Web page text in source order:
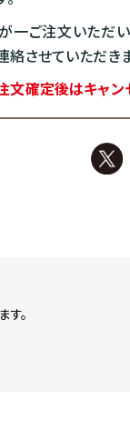
一ご注文いただ
絡させていただきま
文確定後はキャン
。